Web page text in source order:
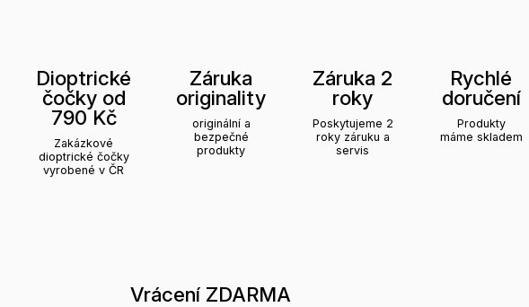
Dioptrické
čočky od
790 Kč
Zakázkové
dioptrické čočky
vyrobené v ČR
Záruka
originality
originální a
bezpečné
produkty
Záruka 2
roky
Poskytujeme 2
roky záruku a
servis
Rychlé
doručení
Produkty
máme skladem
Vrácení ZDARMA